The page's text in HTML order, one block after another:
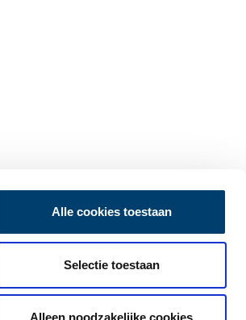
Alle cookies toestaan
Selectie toestaan
Alleen noodzakelijke cookies